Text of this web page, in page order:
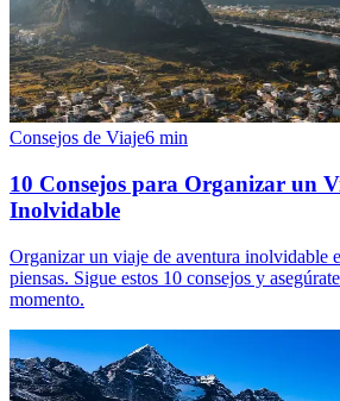
Consejos de Viaje6 min
10 Consejos para Organizar un
Inolvidable
Organizar un viaje de aventura inolvidable
piensas. Sigue estos 10 consejos y
momento.